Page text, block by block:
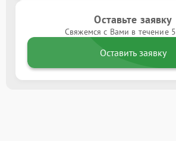
Оставьте заявку
Свяжемся с Вами в течение
Оставить заявку